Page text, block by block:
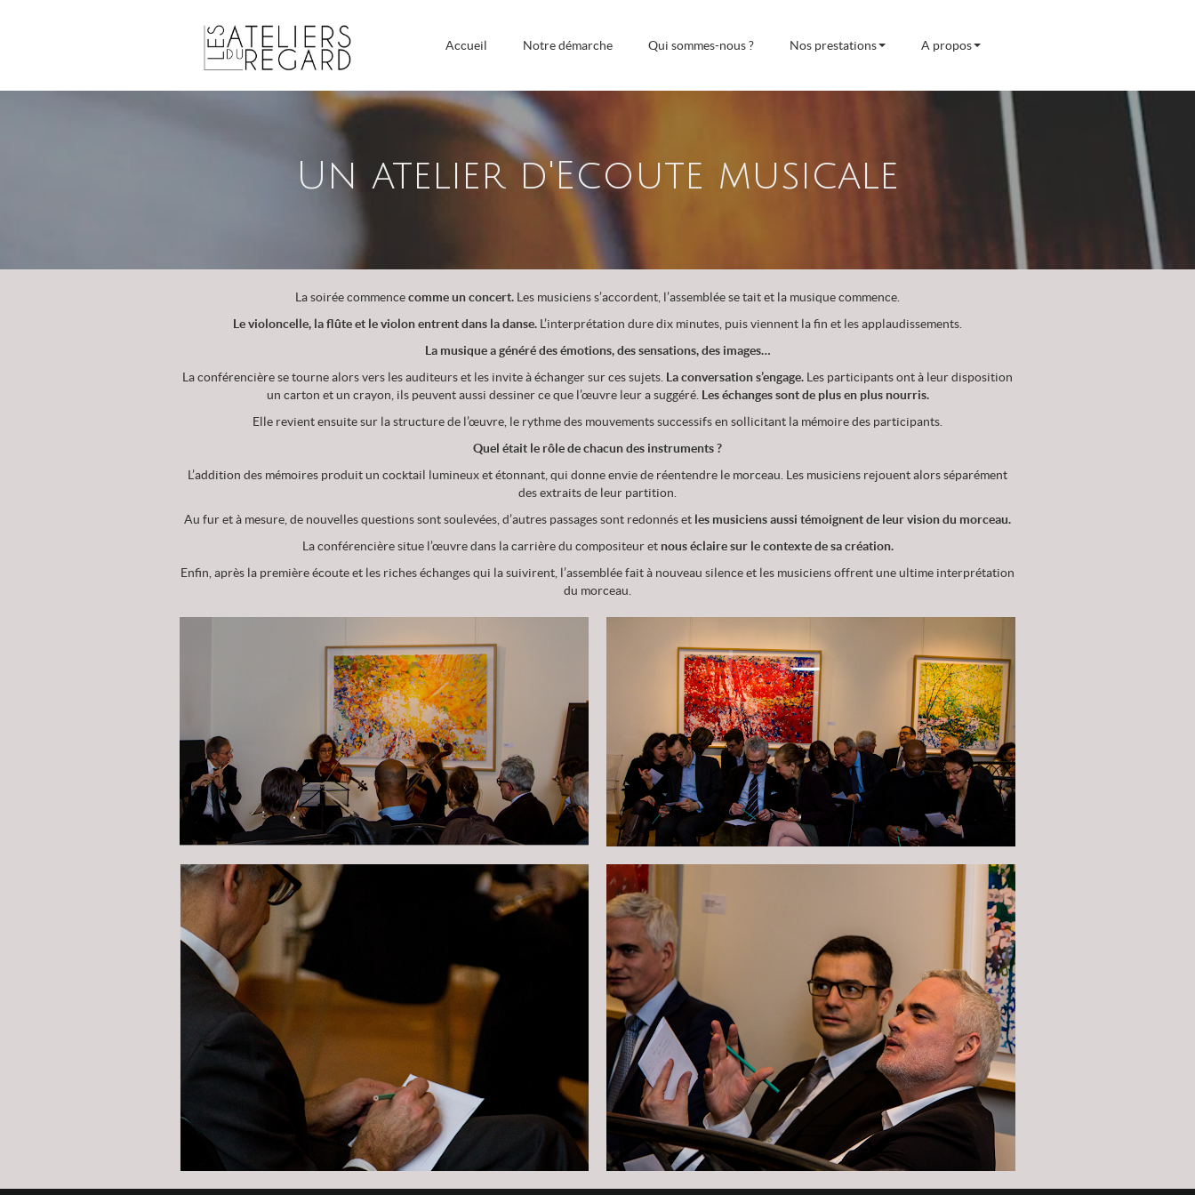
Accueil Notre démarche Qui sommes-nous ? Nos prestations A propos
Un atelier d'Ecoute musicale
La soirée commencecomme un concert. Les musiciens s’accordent, l’assemblée se tait et la musique commence.
Le violoncelle, la flûte et le violon entrent dans la danse. L’interprétation dure dix minutes, puis viennent la fin et les applaudissements.
La musique a généré des émotions, des sensations, des images…
La conférencière se tourne alors vers les auditeurs et les invite à échanger sur ces sujets. La conversation s’engage. Les participants ont à leur disposition
un carton et un crayon, ils peuvent aussi dessiner ce que l’œuvre leur a suggéré. Les échanges sont de plus en plus nourris.
Elle revient ensuite sur la structure de l’œuvre, le rythme des mouvements successifs en sollicitant la mémoire des participants.
Quel était le rôle de chacun des instruments ?
L’addition des mémoires produit un cocktail lumineux et étonnant, qui donne envie de réentendre le morceau. Les musiciens rejouent alors séparément
des extraits de leur partition.
Au fur et à mesure, de nouvelles questions sont soulevées, d’autres passages sont redonnés et les musiciens aussi témoignent de leur vision du morceau.
La conférencière situe l’œuvre dans la carrière du compositeur et nous éclaire sur le contexte de sa création.
Enfin, après la première écoute et les riches échanges qui la suivirent, l’assemblée fait à nouveau silence et les musiciens offrent une ultime interprétation
du morceau.